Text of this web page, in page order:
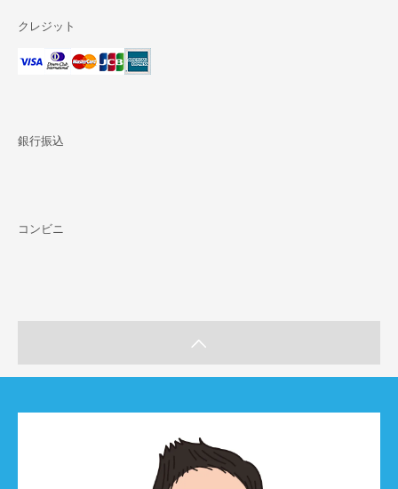
クレジット
銀行振込
コンビニ